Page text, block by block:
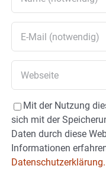
Mit der Nutzung
sich mit der
Daten durch diese
Informationen
Datenschutzerklärung.